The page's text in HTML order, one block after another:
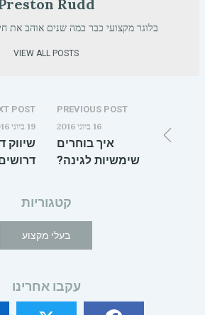
Rudd
בלוגר מקצועי כבר כמה שנים אוהב את
VIEW ALL POSTS
PREVIOUS POST
16 ביוני 2016
איך בוחרים
שימשיות לגינה?
POST
19 ביוני 2016
שיווק
קטגוריות
בעלי מקצוע
עקבו אחרינו